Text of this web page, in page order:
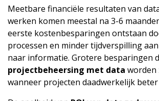
Meetbare financiële resultaten van
werken komen meestal na 3-6
eerste kostenbesparingen ontstaan
processen en minder tijdverspilling
naar informatie. Grotere besparingen
projectbeheersing met data worden
wanneer projecten daadwerkelijk